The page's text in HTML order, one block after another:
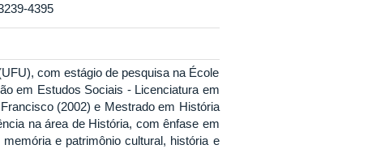
4395
com estágio de pesquisa na École
em Estudos Sociais - Licenciatura em
(2002) e Mestrado em História
na área de História, com ênfase em
e patrimônio cultural, história e